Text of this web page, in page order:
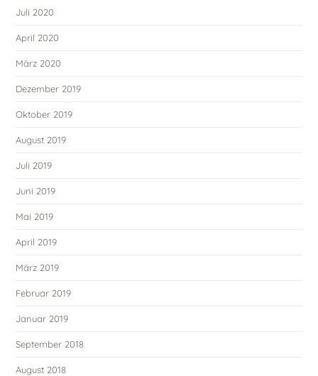
Juli 2020
April 2020
März 2020
Dezember 2019
Oktober 2019
August 2019
Juli 2019
Juni 2019
Mai 2019
April 2019
März 2019
Februar 2019
Januar 2019
September 2018
August 2018